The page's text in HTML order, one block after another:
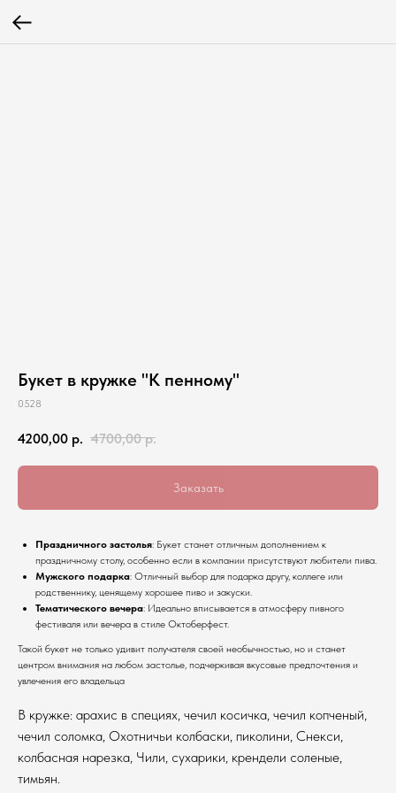
Букет в кружке "К пенному"
0528
4200,00 р. 4700,00 р.
Заказать
Праздничного застолья: Букет станет отличным дополнением к
праздничному столу, особенно если в компании присутствуют любители пива.
Мужского подарка: Отличный выбор для подарка другу, коллеге или
родственнику, ценящему хорошее пиво и закуски.
Тематического вечера: Идеально вписывается в атмосферу пивного
фестиваля или вечера в стиле Октоберфест.
Такой букет не только удивит получателя своей необычностью, но и станет
центром внимания на любом застолье, подчеркивая вкусовые предпочтения и
увлечения его владельца
В кружке: арахис в специях, чечил косичка, чечил копченый,
чечил соломка, Охотничьи колбаски, пиколини, Снекси,
колбасная нарезка, Чили, сухарики, крендели соленые,
тимьян.